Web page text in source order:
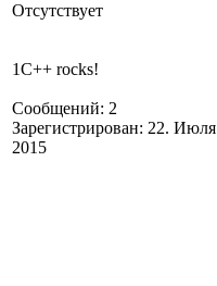
Отсутствует
1C++ rocks!
Сообщений: 2
Зарегистрирован: 22. Июля
2015